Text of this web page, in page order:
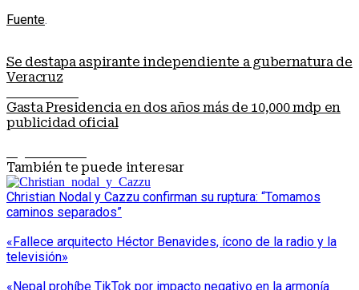
Fuente.
Se destapa aspirante independiente a gubernatura de
Veracruz
Gasta Presidencia en dos años más de 10,000 mdp en
publicidad oficial
También te puede interesar
Christian Nodal y Cazzu confirman su ruptura: “Tomamos
caminos separados”
«Fallece arquitecto Héctor Benavides, ícono de la radio y la
televisión»
«Nepal prohíbe TikTok por impacto negativo en la armonía